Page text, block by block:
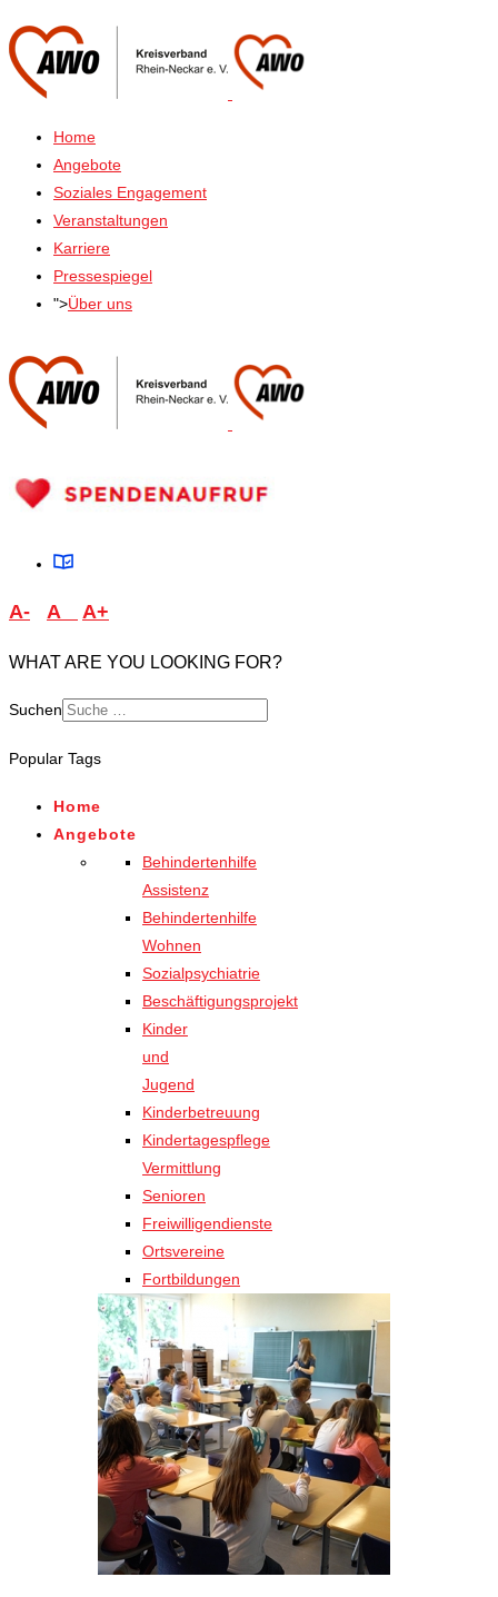
Home
Angebote
Soziales Engagement
Veranstaltungen
Karriere
Pressespiegel
">Über uns
A- A A+
WHAT ARE YOU LOOKING FOR?
Suchen
for results.
Popular Tags
Home
Angebote
Behindertenhilfe
Assistenz
Behindertenhilfe
Wohnen
Sozialpsychiatrie
Beschäftigungsprojekt
Kinder
und
Jugend
Kinderbetreuung
Kindertagespflege
Vermittlung
Senioren
Freiwilligendienste
Ortsvereine
Fortbildungen